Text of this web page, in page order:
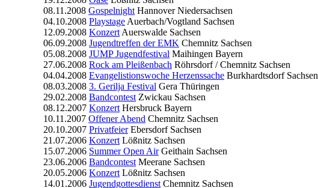
08.11.2008 Gospelnight Hannover Niedersachsen
04.10.2008 Playstage Auerbach/Vogtland Sachsen
12.09.2008 Konzert Auerswalde Sachsen
06.09.2008 Jugendtreffen der EMK Chemnitz Sachsen
05.08.2008 JUMP Jugendfestival Maihingen Bayern
27.06.2008 Rock am Pleißenbach Röhrsdorf / Chemnitz Sachsen
04.04.2008 Evangelistionswoche Herzenssache Burkhardtsdorf Sachsen
08.03.2008 3. Gerilja Festival Gera Thüringen
29.02.2008 Bandcontest Zwickau Sachsen
08.12.2007 Konzert Hersbruck Bayern
10.11.2007 Offener Abend Chemnitz Sachsen
20.10.2007 Privatfeier Ebersdorf Sachsen
21.07.2006 Konzert Lößnitz Sachsen
15.07.2006 Summer Open Air Geithain Sachsen
23.06.2006 Bandcontest Meerane Sachsen
20.05.2006 Konzert Lößnitz Sachsen
14.01.2006 Jugendgottesdienst Chemnitz Sachsen